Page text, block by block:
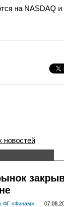
на NASDAQ и
новостей
ФГ «Финам»